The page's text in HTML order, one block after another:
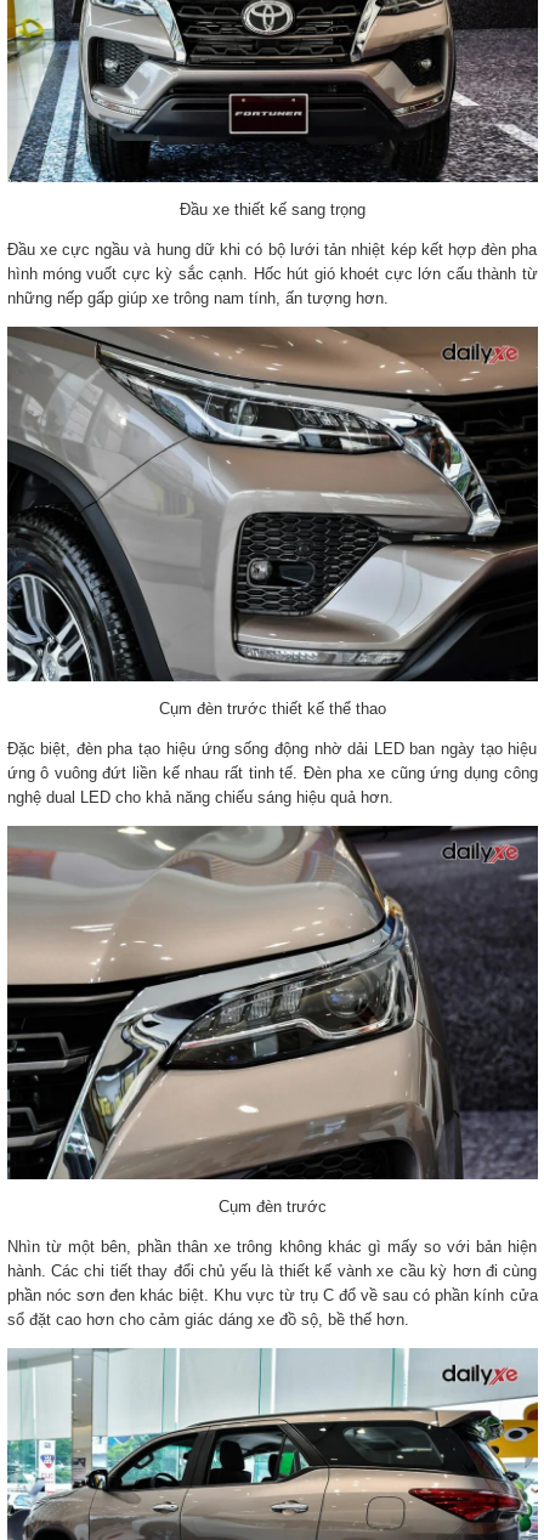
Đầu xe thiết kế sang trọng
Đầu xe cực ngầu và hung dữ khi có bộ lưới tản nhiệt kép kết hợp đèn pha
hình móng vuốt cực kỳ sắc cạnh. Hốc hút gió khoét cực lớn cấu thành từ
những nếp gấp giúp xe trông nam tính, ấn tượng hơn.
Cụm đèn trước thiết kế thể thao
Đặc biệt, đèn pha tạo hiệu ứng sống động nhờ dải LED ban ngày tạo hiệu
ứng ô vuông đứt liền kế nhau rất tinh tế. Đèn pha xe cũng ứng dụng công
nghệ dual LED cho khả năng chiếu sáng hiệu quả hơn.
Cụm đèn trước
Nhìn từ một bên, phần thân xe trông không khác gì mấy so với bản hiện
hành. Các chi tiết thay đổi chủ yếu là thiết kế vành xe cầu kỳ hơn đi cùng
phần nóc sơn đen khác biệt. Khu vực từ trụ C đổ về sau có phần kính cửa
sổ đặt cao hơn cho cảm giác dáng xe đồ sộ, bề thế hơn.